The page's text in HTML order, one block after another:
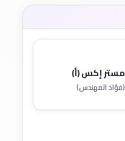
مستر إكس (أ)
(فؤاد المهندس)